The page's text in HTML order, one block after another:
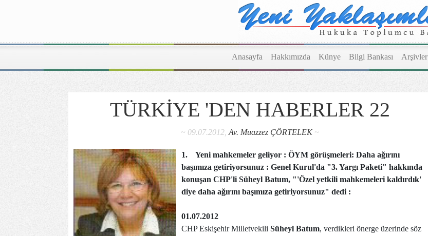
Anasayfa Hakkımızda Künye Bilgi Bankası Arşivler
TÜRKİYE 'DEN HABERLER 22
~ 09.07.2012, Av. Muazzez ÇÖRTELEK~
1.
Yeni mahkemeler geliyor : ÖYM görüşmeleri: Daha ağırını
başımıza getiriyorsunuz : Genel Kurul'da "3. Yargı Paketi" hakkında
konuşan CHP'li Süheyl Batum, "'Özel yetkili mahkemeleri kaldırdık'
diye daha ağırını başımıza getiriyorsunuz" dedi :
01.07.2012
CHP Eskişehir Milletvekili Süheyl Batum, verdikleri önerge üzerinde söz